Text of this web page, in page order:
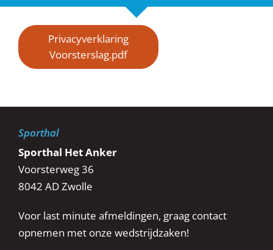
Vereniging
Teams
Wedstrijden
Webshop
Contact
Privacyverklaring
Voorsterslag.pdf
Sporthal
Sporthal Het Anker
Voorsterweg 36
8042 AD Zwolle
Voor last minute afmeldingen, graag contact
opnemen met onze wedstrijdzaken!